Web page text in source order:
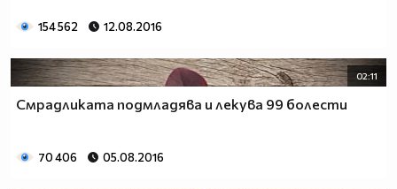
154 562 12.08.2016
02:11
Смрадликата подмладява и лекува 99 болести
70 406 05.08.2016